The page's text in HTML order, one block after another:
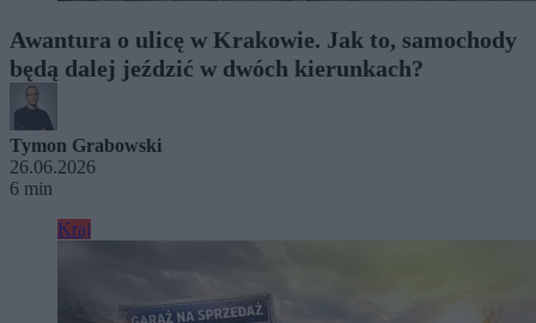
Awantura o ulicę w Krakowie. Jak to, samochody
będą dalej jeździć w dwóch kierunkach?
Tymon Grabowski
26.06.2026
6 min
Kraj